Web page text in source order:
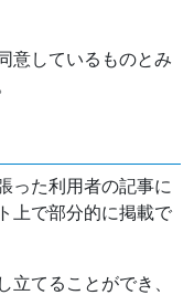
意しているものとみ
った利用者の記事に
上で部分的に掲載で
立てることができ、